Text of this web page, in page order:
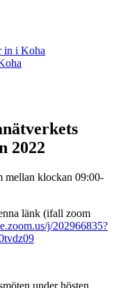
in i Koha
2022
mellan klockan 09:00-
länk (ifall zoom
j/202966835?
under hösten